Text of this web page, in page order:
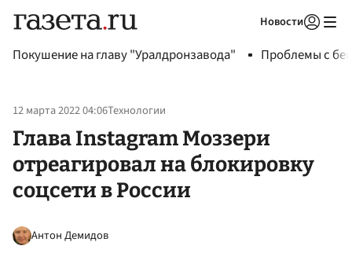
Новости
Покушение на главу "Уралдронзавода" Проблемы с
12 марта 2022 04:06Технологии
Глава Instagram Моззери
отреагировал на блокировку
соцсети в России
Антон Демидов